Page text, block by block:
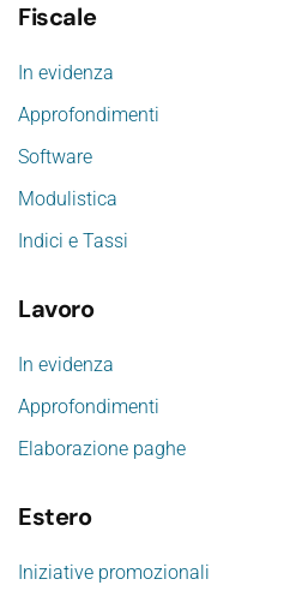
Fiscale
In evidenza
Approfondimenti
Software
Modulistica
Indici e Tassi
Lavoro
In evidenza
Approfondimenti
Elaborazione paghe
Estero
Iniziative promozionali